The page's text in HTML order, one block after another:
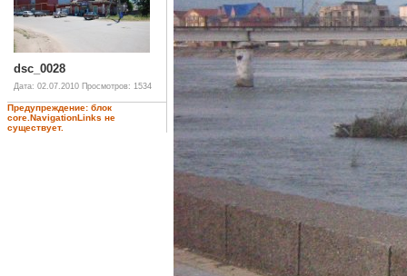
dsc_0028
Дата: 02.07.2010 Просмотров: 1534
Предупреждение: блок
core.NavigationLinks не
существует.